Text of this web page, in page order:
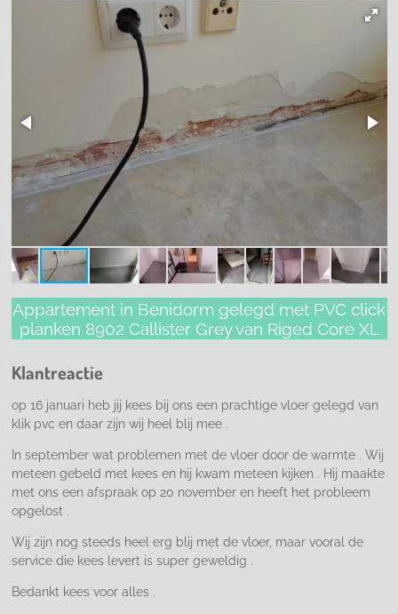
Appartement in Benidorm gelegd met PVC click
planken 8902 Callister Grey van Riged Core XL
Klantreactie
op 16 januari heb jij kees bij ons een prachtige vloer gelegd van
klik pvc en daar zijn wij heel blij mee .
In september wat problemen met de vloer door de warmte . Wij
meteen gebeld met kees en hij kwam meteen kijken . Hij maakte
met ons een afspraak op 20 november en heeft het probleem
opgelost .
Wij zijn nog steeds heel erg blij met de vloer, maar vooral de
service die kees levert is super geweldig .
Bedankt kees voor alles .